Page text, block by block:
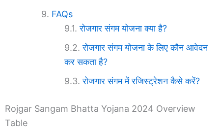
FAQs
रोजगार संगम योजना क्या है?
रोजगार संगम योजना के लिए कौन आवेदन
कर सकता है?
रोजगार संगम में रजिस्ट्रेशन कैसे करें?
Rojgar Sangam Bhatta Yojana 2024 Overview
Table